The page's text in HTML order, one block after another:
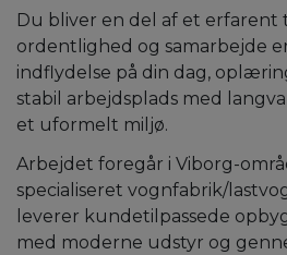
Du bliver en del af et erfarent
ordentlighed og samarbejde
indflydelse på din dag,
stabil arbejdsplads med
et uformelt miljø.
Arbejdet foregår i Viborg-
specialiseret vognfabrik/
leverer kundetilpassede
med moderne udstyr og